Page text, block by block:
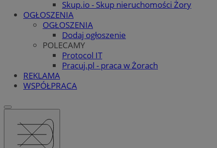
Skup.io - Skup nieruchomości Żory
OGŁOSZENIA
OGŁOSZENIA
Dodaj ogłoszenie
POLECAMY
Protocol IT
Pracuj.pl - praca w Żorach
REKLAMA
WSPÓŁPRACA